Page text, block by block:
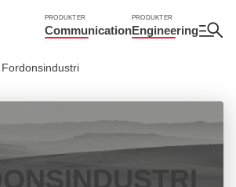
PRODUKTER
Communication
PRODUKTER
Engineering
Fordonsindustri